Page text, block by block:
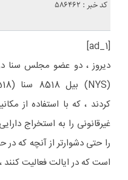
کد خبر : 586462
[ad_1]
دیروز ، دو عضو مجلس سنا
کردند ، که با استفاده از
غیرقانونی را به استخراج
را حتی دشوارتر از آنچه که
است که در ایالت فعالیت کنند